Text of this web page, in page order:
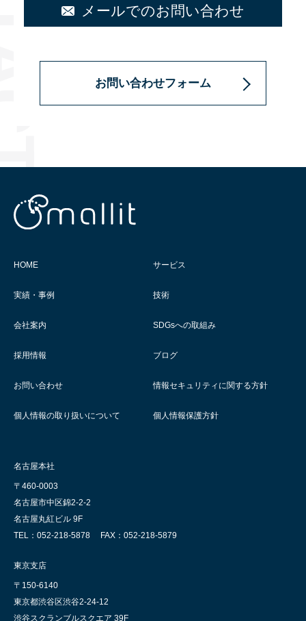
メールでのお問い合わせ
お問い合わせフォーム
HOME サービス
実績・事例 技術
会社案内 SDGsへの取組み
採用情報 ブログ
お問い合わせ 情報セキュリティに関する方針
個人情報の取り扱いについて 個人情報保護方針
名古屋本社
〒460-0003
名古屋市中区錦2-2-2
名古屋丸紅ビル 9F
TEL：052-218-5878
FAX：052-218-5879
東京支店
〒150-6140
東京都渋谷区渋谷2-24-12
渋谷スクランブルスクエア 39F